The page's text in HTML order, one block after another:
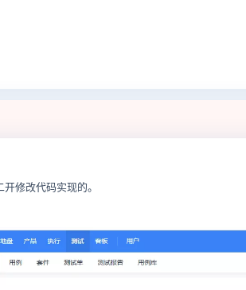
修改代码实现的。